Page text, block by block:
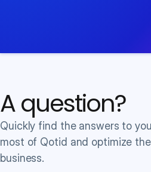
A question?
Quickly find the answers to
most of Qotid and optimize
business.